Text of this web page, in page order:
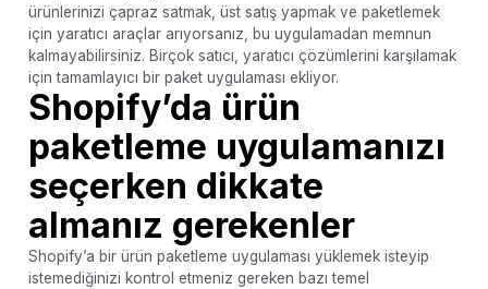
ürünlerinizi çapraz satmak, üst satış yapmak ve paketlemek
için yaratıcı araçlar arıyorsanız, bu uygulamadan memnun
kalmayabilirsiniz. Birçok satıcı, yaratıcı çözümlerini karşılamak
için tamamlayıcı bir paket uygulaması ekliyor.
Shopify’da ürün
paketleme uygulamanızı
seçerken dikkate
almanız gerekenler
Shopify’a bir ürün paketleme uygulaması yüklemek isteyip
istemediğinizi kontrol etmeniz gereken bazı temel